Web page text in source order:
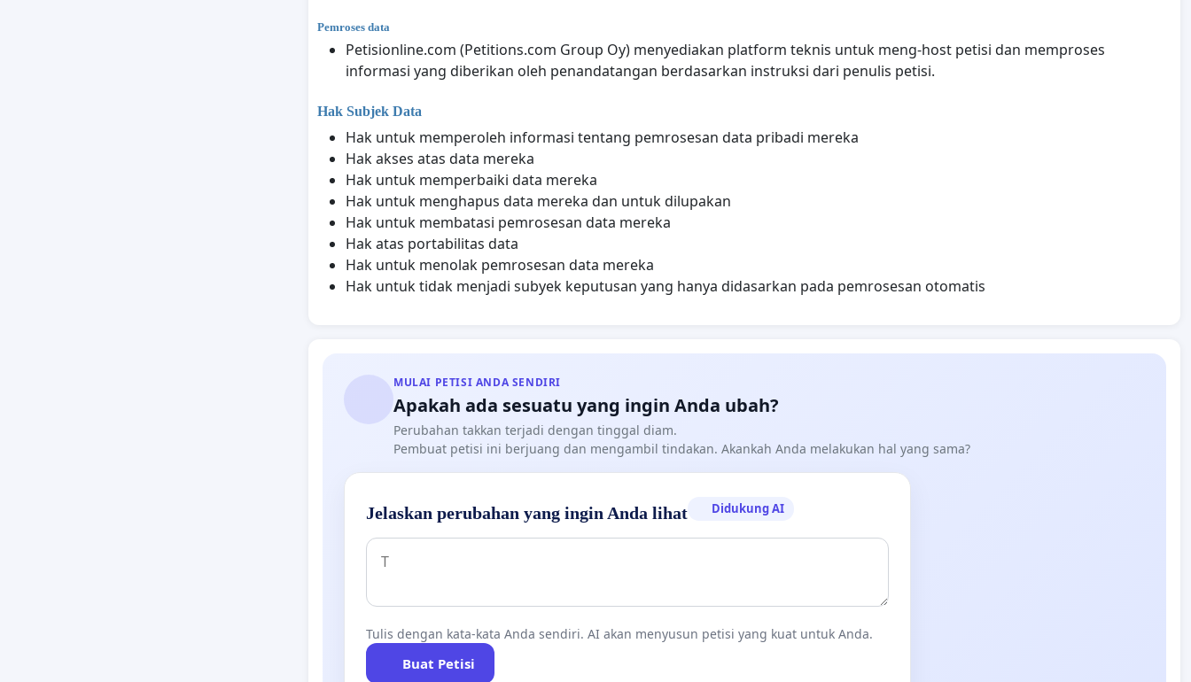
Pemroses data
Petisionline.com (Petitions.com Group Oy) menyediakan platform teknis untuk meng-host petisi dan memproses
informasi yang diberikan oleh penandatangan berdasarkan instruksi dari penulis petisi.
Hak Subjek Data
Hak untuk memperoleh informasi tentang pemrosesan data pribadi mereka
Hak akses atas data mereka
Hak untuk memperbaiki data mereka
Hak untuk menghapus data mereka dan untuk dilupakan
Hak untuk membatasi pemrosesan data mereka
Hak atas portabilitas data
Hak untuk menolak pemrosesan data mereka
Hak untuk tidak menjadi subyek keputusan yang hanya didasarkan pada pemrosesan otomatis
MULAI PETISI ANDA SENDIRI
Apakah ada sesuatu yang ingin Anda ubah?
Perubahan takkan terjadi dengan tinggal diam.
Pembuat petisi ini berjuang dan mengambil tindakan. Akankah Anda melakukan hal yang sama?
Jelaskan perubahan yang ingin Anda lihat Didukung AI
Tulis dengan kata-kata Anda sendiri. AI akan menyusun petisi yang kuat untuk Anda.
Buat Petisi